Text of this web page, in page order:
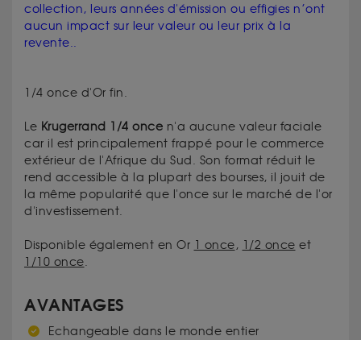
collection, leurs années d'émission ou effigies n’ont
aucun impact sur leur valeur ou leur prix à la
revente..
1/4 once d'Or fin.
Le Krugerrand 1/4 once n'a aucune valeur faciale
car il est principalement frappé pour le commerce
extérieur de l'Afrique du Sud. Son format réduit le
rend accessible à la plupart des bourses, il jouit de
la même popularité que l'once sur le marché de l'or
d'investissement.
Disponible également en Or 1 once, 1/2 once et
1/10 once.
AVANTAGES
Echangeable dans le monde entier